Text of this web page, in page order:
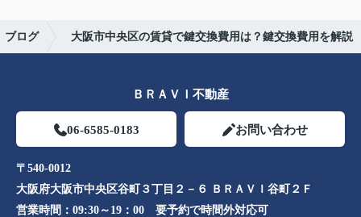
ブログ 大阪市中央区の賃貸で鍵交換費用は？鍵交換費用を解説
ＢＲＡＶＩ不動産
06-6585-0183 お問い合わせ
〒540-0012
大阪府大阪市中央区谷町３丁目２－６ ＢＲＡＶＩ谷町２Ｆ
営業時間： 09:30～19：00 要予約で時間外対応可